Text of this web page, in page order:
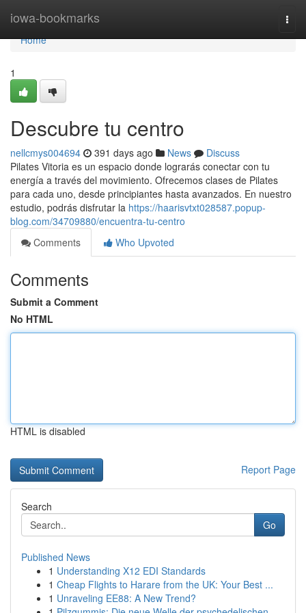
iowa-bookmarks
Home
Home
1
Descubre tu centro
nellcmys004694 391 days ago News
Discuss
Pilates Vitoria es un espacio donde lograrás conectar con tu
energía a través del movimiento. Ofrecemos clases de Pilates
para cada uno, desde principiantes hasta avanzados. En nuestro
estudio, podrás disfrutar la https://haarisvtxt028587.popup-
blog.com/34709880/encuentra-tu-centro
Comments
Who Upvoted
Comments
Submit a Comment
No HTML
HTML is disabled
Report Page
Search
Go
Published News
1 Understanding X12 EDI Standards
1 Cheap Flights to Harare from the UK: Your Best ...
1 Unraveling EE88: A New Trend?